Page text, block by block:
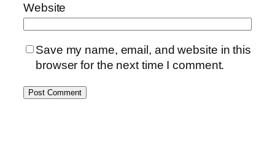
Website
Save my name, email, and website in this
browser for the next time I comment.